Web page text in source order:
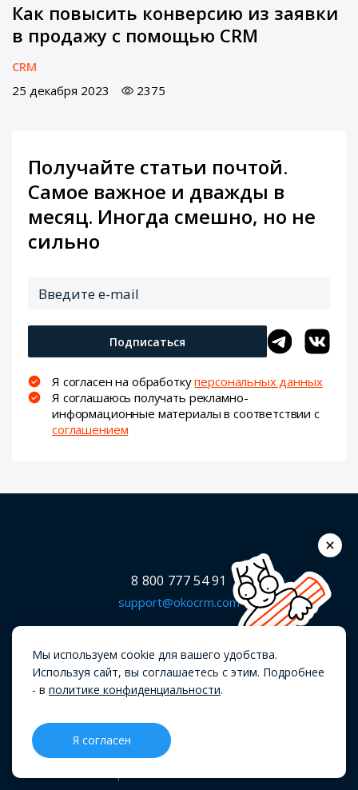
Как повысить конверсию из заявки
в продажу с помощью CRM
CRM
25 декабря 2023
2375
Получайте статьи почтой.
Самое важное и дважды в
месяц. Иногда смешно, но не
сильно
Подписаться
Я согласен на обработкуперсональных данных
Я соглашаюсь получать рекламно-
информационные материалы в соответствии с
соглашением
8 800 777 54 91
support@okocrm.com
ОГРН 1227200006120
ООО Центр информационных технологий «ВЕБИОН»
625003, г. Тюмень, ул. Республики, 14/7, офис 303
В реестре Российского ПО
Мы используем cookie для вашего удобства.
Используя сайт, вы соглашаетесь с этим. Подробнее
- в политике конфиденциальности.
Я согласен